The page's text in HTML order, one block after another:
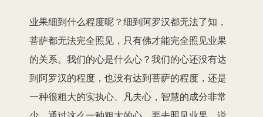
业果细到什么程度呢？细到阿罗汉都无法了知，
菩萨都无法完全照见，只有佛才能完全照见业果
的关系。我们的心是什么心？我们的心还没有达
到阿罗汉的程度，也没有达到菩萨的程度，还是
一种很粗大的实执心、凡夫心，智慧的成分非常